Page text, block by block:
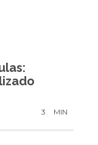
3 MIN